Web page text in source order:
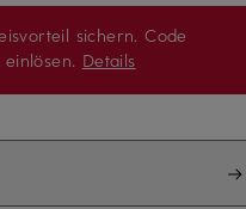
sichern. Code
Details